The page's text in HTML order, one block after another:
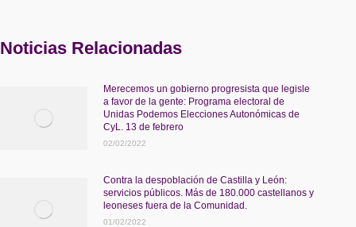
Noticias Relacionadas
Merecemos un gobierno progresista que legisle
a favor de la gente: Programa electoral de
Unidas Podemos Elecciones Autonómicas de
CyL. 13 de febrero
02/02/2022
Contra la despoblación de Castilla y León:
servicios públicos. Más de 180.000 castellanos y
leoneses fuera de la Comunidad.
01/02/2022